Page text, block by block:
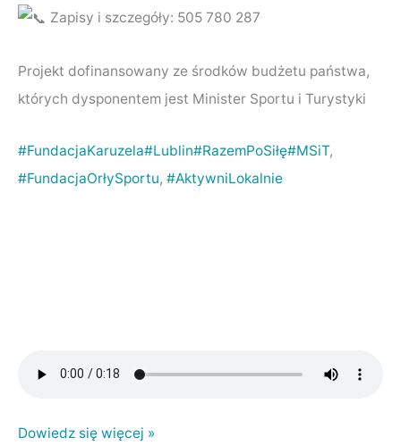
Zapisy i szczegóły: 505 780 287
Projekt dofinansowany ze środków budżetu państwa,
których dysponentem jest Minister Sportu i Turystyki
#FundacjaKaruzela#Lublin#RazemPoSiłę#MSiT,
#FundacjaOrłySportu, #AktywniLokalnie
Dowiedz się więcej »